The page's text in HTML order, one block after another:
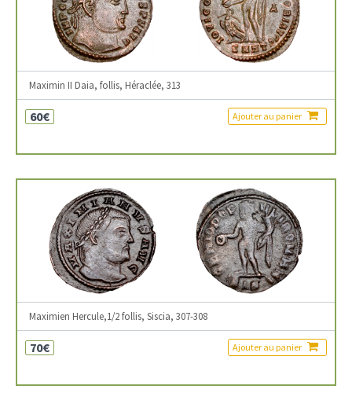
Maximin II Daia, follis, Héraclée, 313
60€ Ajouter au panier
Maximien Hercule,1/2 follis, Siscia, 307-308
70€ Ajouter au panier